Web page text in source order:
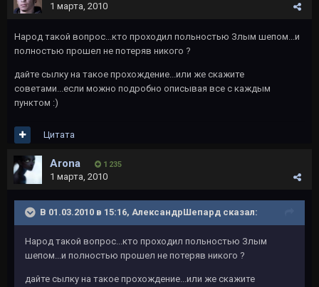
1 марта, 2010
Народ такой вопрос...кто проходил польностью Злым шепом...и
полностью прошел не потеряв никого ?
дайте сылку на такое прохождение...или же скажите
советами...если можно подробно описывая все с каждым
пунктом :)
Цитата
Arona 1 235
1 марта, 2010
В 01.03.2010 в 15:16, АлександрШепард сказал:
Народ такой вопрос...кто проходил польностью Злым
шепом...и полностью прошел не потеряв никого ?
дайте сылку на такое прохождение...или же скажите